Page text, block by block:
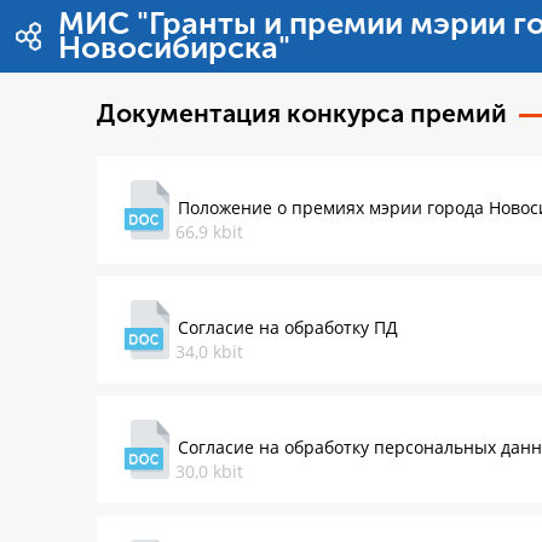
Saut au contenu
МИС "Гранты и премии мэрии
Новосибирска"
Документация конкурса премий
Положение о премиях мэрии города
66,9 kbit
Согласие на обработку ПД
34,0 kbit
Согласие на обработку персональных
30,0 kbit